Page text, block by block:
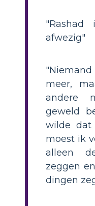
"Rashad
afwezig"
meer,
andere
geweld
wilde dat
moest ik
alleen
zeggen
dingen